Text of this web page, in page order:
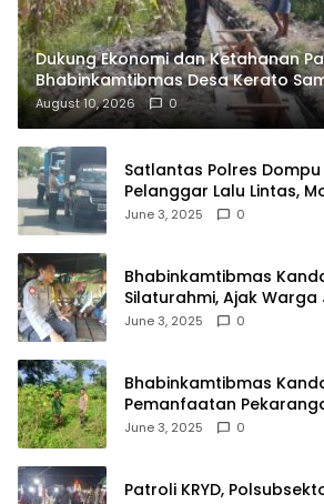
Dukung Ekonomi dan Ketahanan
Bhabinkamtibmas Desa Kerato
Cek Kualitas Hasil Pertanian
August 10, 2026 0
Satlantas Polres
Pelanggar Lalu Lintas,
Kendaraan Tak Bayar
June 3, 2025 0
Bhabinkamtibmas
Silaturahmi, Ajak
Lingkungan
June 3, 2025 0
Bhabinkamtibmas
Pemanfaatan
Ketahanan Pangan
June 3, 2025 0
Patroli KRYD,